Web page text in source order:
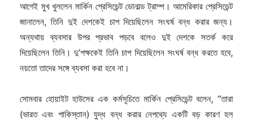
আগেই মুখ খুললেন মার্কিন প্রেসিডেন্ট ডোনাল্ড ট্রাম্প। আমেরিকার প্রেসিডেন্ট
জানালেন, তিনি দুই দেশকেই চাপ দিয়েছিলেন সংঘর্ষ বন্ধ করার জন্য।
অন্যথায় ব্যবসার উপর প্রভাব পড়বে বলেও দুই দেশকে সতর্ক করে
দিয়েছিলেন তিনি। দু’পক্ষকেই তিনি চাপ দিয়েছিলেন সংঘর্ষ বন্ধ করতে হবে,
নয়তো তাদের সঙ্গে ব্যবসা করা হবে না।
সোমবার হোয়াইট হাউসের এক কর্মসূচিতে মার্কিন প্রেসিডেন্ট বলেন, “তারা
(ভারত এবং পাকিস্তান) যুদ্ধ বন্ধ করার নেপথ্যে একটি বড় কারণ হল